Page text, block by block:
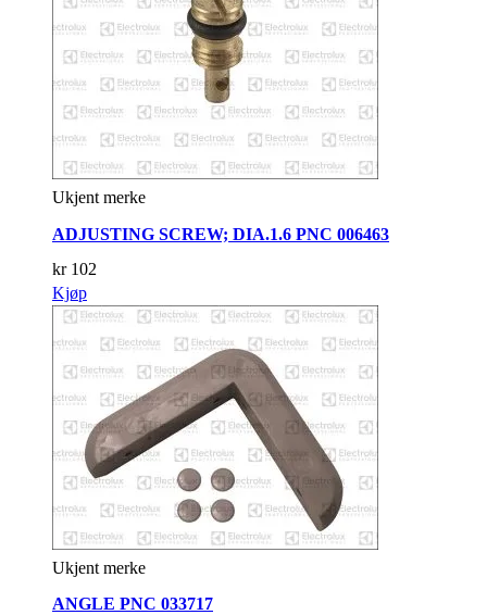
Ukjent merke
ADJUSTING SCREW; DIA.1.6 PNC 006463
kr102
Kjøp
Ukjent merke
ANGLE PNC 033717